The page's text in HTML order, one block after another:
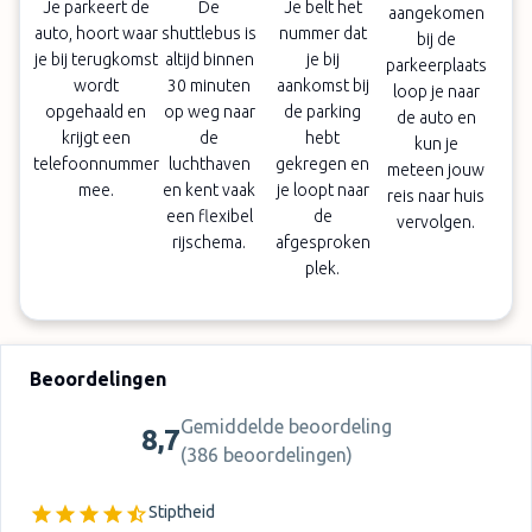
Je parkeert de
auto, hoort waar
je bij terugkomst
wordt
opgehaald en
krijgt een
telefoonnummer
mee.
De
shuttlebus is
altijd binnen
30 minuten
op weg naar
de
luchthaven
en kent vaak
een flexibel
rijschema.
Je belt het
nummer dat
je bij
aankomst bij
de parking
hebt
gekregen en
je loopt naar
de
afgesproken
plek.
aangekomen
bij de
parkeerplaats
loop je naar
de auto en
kun je
meteen jouw
reis naar huis
vervolgen.
Beoordelingen
8,7Gemiddelde beoordeling
(386 beoordelingen)
Stiptheid